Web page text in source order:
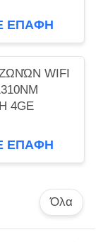
ΕΠΑΦΉ
WIFI
4GE
ΕΠΑΦΉ
Όλα